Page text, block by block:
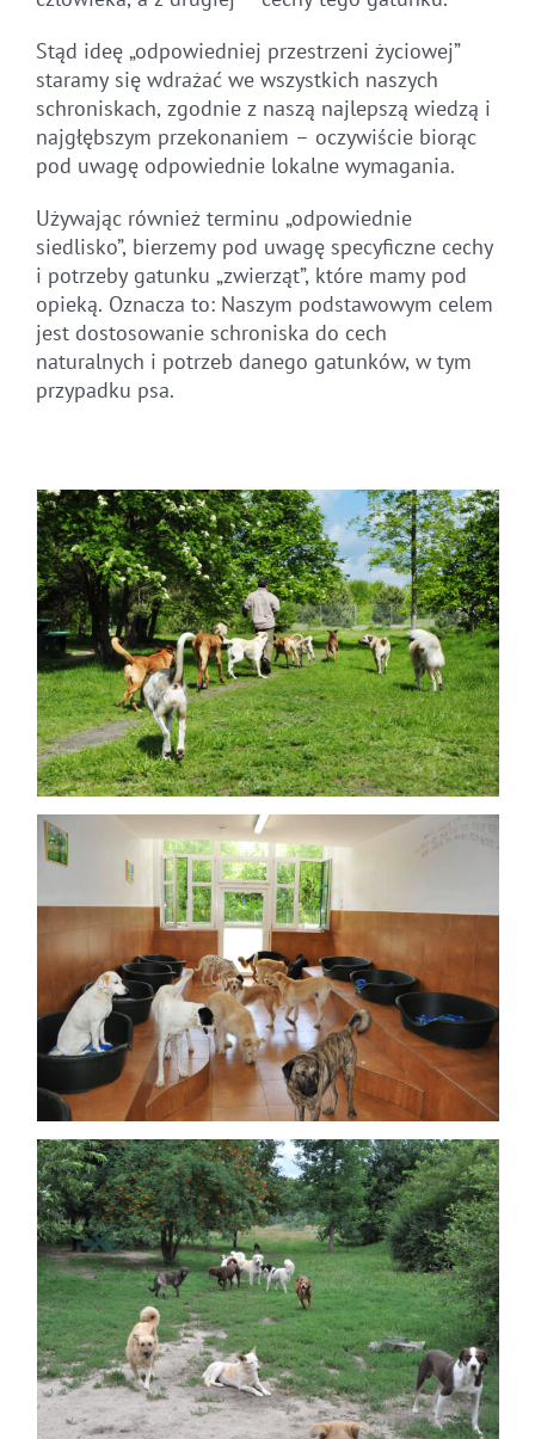
Stąd ideę „odpowiedniej przestrzeni życiowej”
staramy się wdrażać we wszystkich naszych
schroniskach, zgodnie z naszą najlepszą wiedzą i
najgłębszym przekonaniem – oczywiście biorąc
pod uwagę odpowiednie lokalne wymagania.
Używając również terminu „odpowiednie
siedlisko”, bierzemy pod uwagę specyficzne cechy
i potrzeby gatunku „zwierząt”, które mamy pod
opieką. Oznacza to: Naszym podstawowym celem
jest dostosowanie schroniska do cech
naturalnych i potrzeb danego gatunków, w tym
przypadku psa.